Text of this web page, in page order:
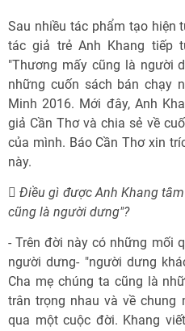
Sau nhiều tác phẩm tạo hiện
tác giả trẻ Anh Khang tiếp
"Thương mấy cũng là người
những cuốn sách bán chạy
Minh 2016. Mới đây, Anh
giả Cần Thơ và chia sẻ về
của mình. Báo Cần Thơ xin
này.
 Điều gì được Anh Khang
cũng là người dưng"?
- Trên đời này có những mối
người dưng- "người dưng
Cha mẹ chúng ta cũng là
trân trọng nhau và về chung
qua một cuộc đời. Khang